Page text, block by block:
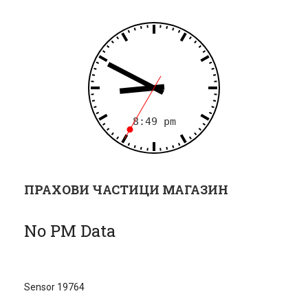
ПРАХОВИ ЧАСТИЦИ МАГАЗИН
No PM Data
Sensor 19764